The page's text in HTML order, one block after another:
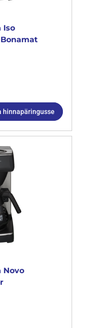
Iso
hinnapäringusse
Novo